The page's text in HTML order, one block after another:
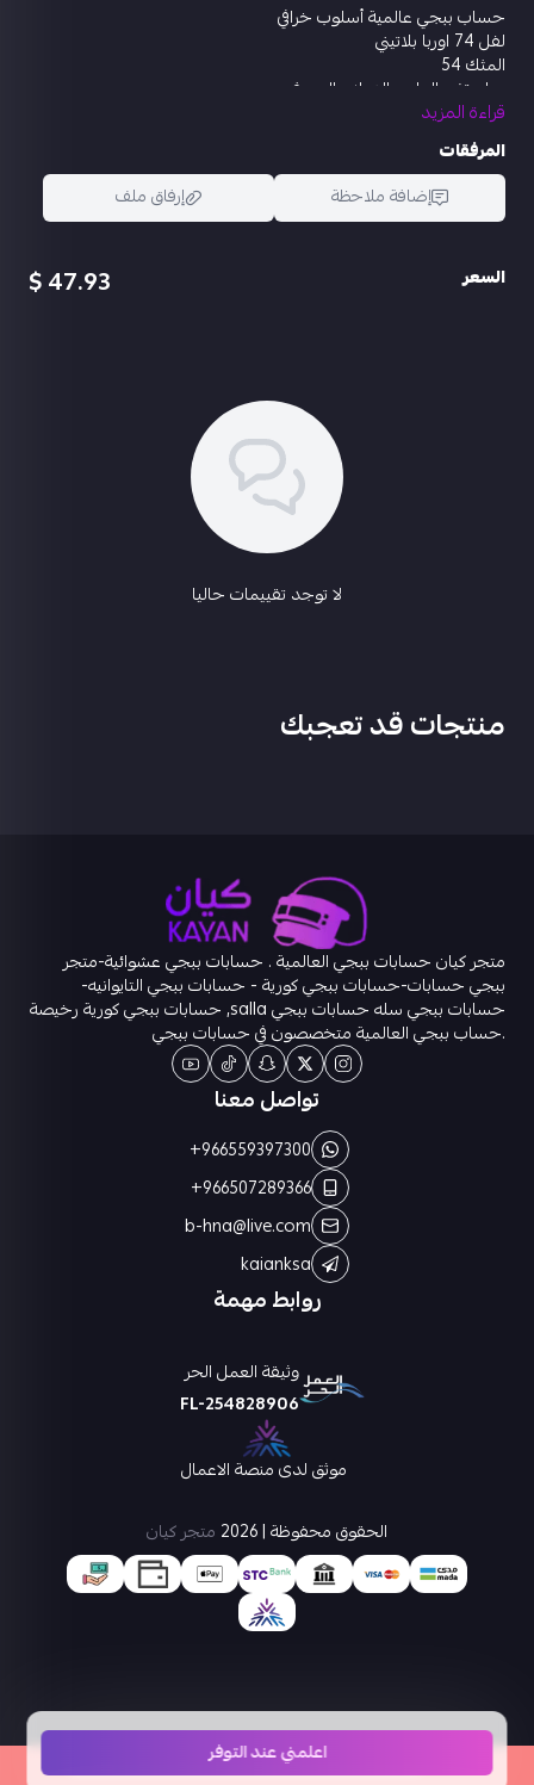
حساب ببجي عالمية أسلوب خرافي
لفل 74 اوربا بلاتيني
المثك 54
متاح تغير العلم والدوله والسيرفر
مختبر التطوير
اي كي ام ارنوبتي كل مسج
يو ام بي الحوت الغاضب كل مسج
ام جي ثري لفل2
كار قطتي الجميله لفل 2
ام 24 جبروت فرعون لفل 2
قراءة المزيد
المرفقات
إضافة ملاحظة
إرفاق ملف
السعر 47.93 $
اعلمني عند التوفر
لا توجد تقييمات حاليا
منتجات قد تعجبك
متجر كيان حسابات ببجي العالمية . حسابات ببجي عشوائية-متجر
ببجي حسابات-حسابات ببجي كورية - حسابات ببجي التايوانيه-
حسابات ببجي سله حسابات ببجي salla, حسابات ببجي كورية رخيصة
.حساب ببجي العالمية متخصصون في حسابات ببجي
روابط مهمة
تواصل معنا
+966559397300
+966507289366
b-hna@live.com
kaianksa
وثيقة العمل الحر
FL-254828906
موثق لدى منصة الاعمال
الحقوق محفوظة | 2026
متجر كيان